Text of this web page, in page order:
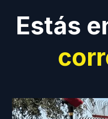
Estás